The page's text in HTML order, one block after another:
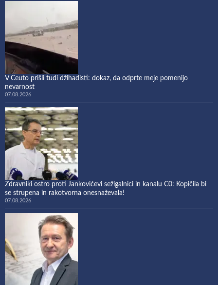
V Ceuto prišli tudi džihadisti: dokaz, da odprte meje pomenijo
nevarnost
07.08.2026
Zdravniki ostro proti Jankovićevi sežigalnici in kanalu C0: Kopičila bi
se strupena in rakotvorna onesnaževala!
07.08.2026